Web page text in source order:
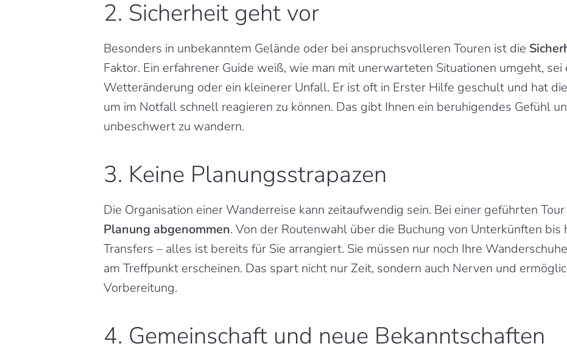
2. Sicherheit geht vor
Besonders in unbekanntem Gelände oder bei anspruchsvolleren Touren ist die
Faktor. Ein erfahrener Guide weiß, wie man mit unerwarteten Situationen umgeht,
Wetteränderung oder ein kleinerer Unfall. Er ist oft in Erster Hilfe geschult und hat
um im Notfall schnell reagieren zu können. Das gibt Ihnen ein beruhigendes Gefühl
unbeschwert zu wandern.
3. Keine Planungsstrapazen
Die Organisation einer Wanderreise kann zeitaufwendig sein. Bei einer geführten
Planung abgenommen. Von der Routenwahl über die Buchung von Unterkünften bis
Transfers – alles ist bereits für Sie arrangiert. Sie müssen nur noch Ihre
am Treffpunkt erscheinen. Das spart nicht nur Zeit, sondern auch Nerven und
Vorbereitung.
4. Gemeinschaft und neue Bekanntschaften